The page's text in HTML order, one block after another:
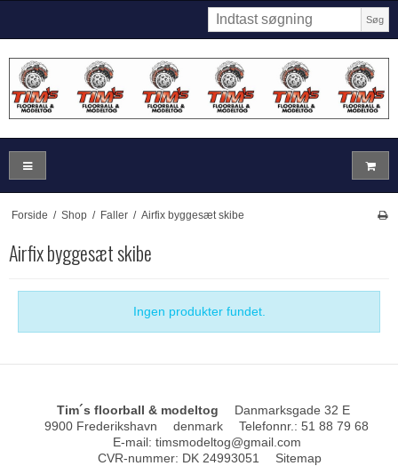
Søg
Forside / Shop / Faller / Airfix byggesæt skibe
Airfix byggesæt skibe
Ingen produkter fundet.
Tim´s floorball & modeltog
Danmarksgade 32 E
9900 Frederikshavn
denmark Telefonnr. : 51 88 79 68
E-mail: timsmodeltog@gmail.com
CVR-nummer: DK 24993051 Sitemap